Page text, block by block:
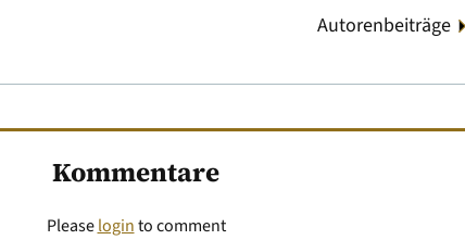
Autorenbeiträge
Kommentare
Pleaseloginto comment